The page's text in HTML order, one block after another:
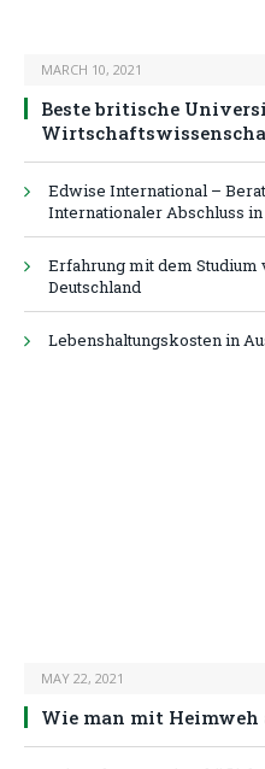
MARCH 10, 2021
Beste britische
Edwise International –
Internationaler Abschluss
Erfahrung mit dem
Deutschland
Lebenshaltungskosten in
MAY 22, 2021
Wie man mit Heimweh